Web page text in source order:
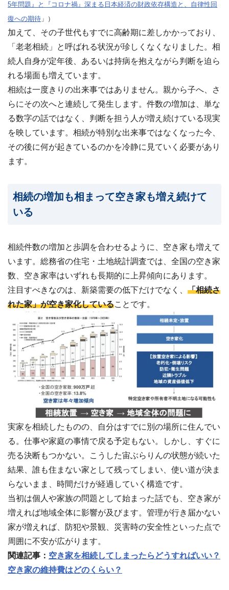
ビス
内・
買取
集 ›
5年問題』と『コロナ禍』深まる日本経済の財政依存構造と、自律性回
復への期待 」）
加えて、その子世代もすでに高齢期に差しかかっており、
「老老相続」と呼ばれる状況が珍しくなくなりました。相
続人自身が定年後、あるいは持病を抱えながら判断を迫ら
れる場面も増えています。
相続は一度きりの出来事ではありません。親から子へ、さ
らにその次へと連続して発生します。件数の増加は、単な
る数字の話ではなく、判断を担う人が増え続けている現実
を映しています。相続が特別な出来事ではなくなった今、
その後に何が起きているのかを冷静に見ていく必要があり
ます。
相続の増加も相まって空き家も増え続けて
いる
相続件数の増加と歩調を合わせるように、空き家も増えて
います。総務省の住宅・土地統計調査では、全国の空き家
数、空き家率はいずれも長期的に上昇傾向にあります。
注目すべきなのは、新築需要の低下だけでなく、 「相続さ
れた家」が空き家化していることです。
実家を相続したものの、自分はすでに別の場所に住んでい
る。仕事や家庭の事情で戻る予定もない。しかし、すぐに
売る決断もつかない。こうした宙ぶらりんの状態が続いた
結果、誰も住まない家として残ってしまい、使い道が決ま
らないまま、時間だけが経過していく構造です。
当初は個人や家族の問題として始まった話でも、空き家が
増えれば地域全体に影響が及びます。管理が行き届かない
家が増えれば、防犯や景観、災害時の安全性といった点で
周囲に不安が広がります。
関連記事： 空き家を相続してしまったらどうすればいい？
空き家の維持費はどのくらい？